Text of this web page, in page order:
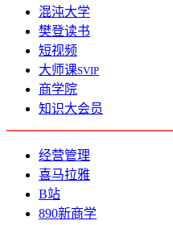
混沌大学
樊登读书
短视频
大师课SVIP
商学院
知识大会员
经营管理
喜马拉雅
B站
890新商学